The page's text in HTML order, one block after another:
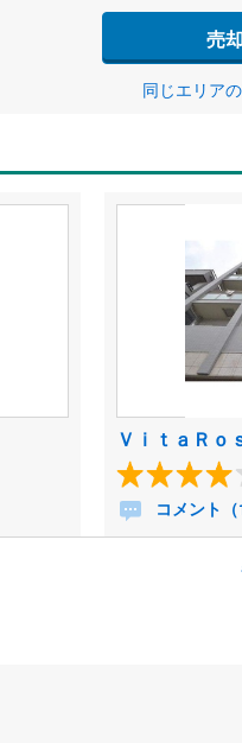
売
同じエリア
ＶｉｔａＲｏ
コメント（